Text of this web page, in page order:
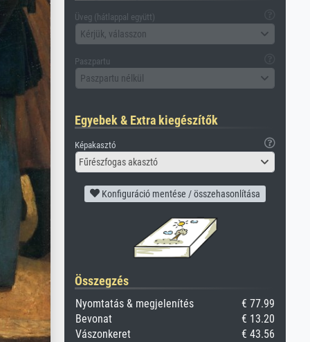
Üveg (hátlappal együtt)
Kérjük, válasszon
Paszpartu
Paszpartu nélkül
Egyebek & Extra kiegészítők
Képakasztó
Fűrészfogas akasztó
Konfiguráció mentése / összehasonlítása
Összegzés
Nyomtatás & megjelenítés
€ 77.99
Bevonat
€ 13.20
Vászonkeret
€ 43.56